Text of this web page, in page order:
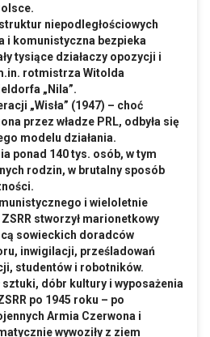
niepodległościowych
i komunistyczna bezpieka
tysiące działaczy opozycji i
. rotmistrza Witolda
„Nila”.
„Wisła” (1947) – choć
przez władze PRL, odbyła się
modelu działania.
ponad 140 tys. osób, w tym
rodzin, w brutalny sposób
i wieloletnie
stworzył marionetkowy
sowieckich doradców
inwigilacji, prześladowań
studentów i robotników.
sztuki, dóbr kultury i wyposażenia
po 1945 roku – po
Armia Czerwona i
wywoziły z ziem